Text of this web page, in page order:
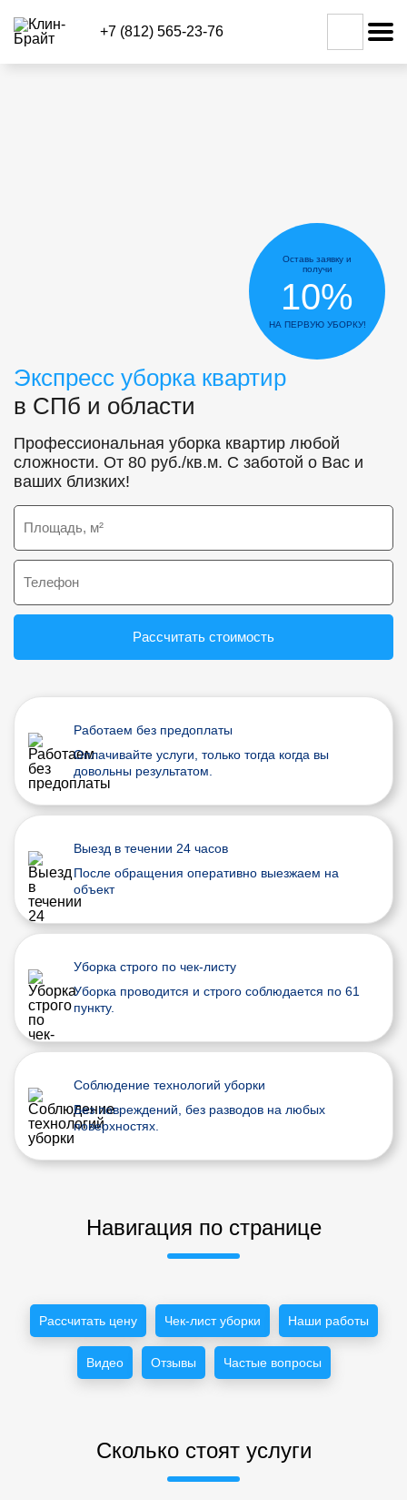
+7 (812) 565-23-76
Экспресс уборка квартир
в СПб и области
Профессиональная уборка квартир любой
сложности. От 80 руб./кв.м. С заботой о Вас и
ваших близких!
Рассчитать стоимость
Оставь заявку и
получи
10%
НА ПЕРВУЮ УБОРКУ!
Работаем без предоплаты
Оплачивайте услуги, только тогда когда вы
довольны результатом.
Выезд в течении 24 часов
После обращения оперативно выезжаем на
объект
Уборка строго по чек-листу
Уборка проводится и строго соблюдается по 61
пункту.
Соблюдение технологий уборки
Без повреждений, без разводов на любых
поверхностях.
Навигация по странице
Рассчитать цену Чек-лист уборки Наши работы
Видео Отзывы Частые вопросы
Сколько стоят услуги